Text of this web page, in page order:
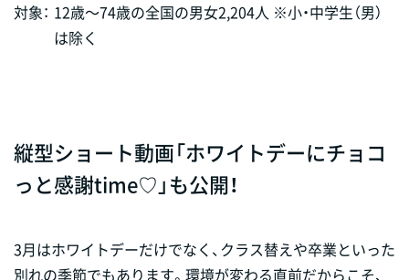
対象： 12歳～74歳の全国の男女2,204人 ※小・中学生（男）
は除く
縦型ショート動画「ホワイトデーにチョコ
っと感謝time♡」も公開！
3月はホワイトデーだけでなく、クラス替えや卒業といった
別れの季節でもあります。環境が変わる直前だからこそ、